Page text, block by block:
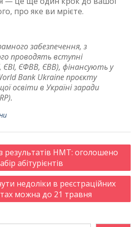
про яке ви мрієте.
забезпечення, з
проводять вступні
ЄФВВ, ЄВВ), фінансують у
Bank Ukraine проєкту
освіти в Україні заради
результатів НМТ: оголошено
абітурієнтів
недоліки в реєстраційних
можна до 21 травня